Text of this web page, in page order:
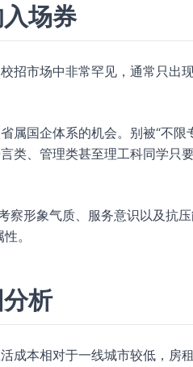
场券
招市场中非常罕见，通常只出
属国企体系的机会。别被“不限
类、管理类甚至理工科同学只
察形象气质、服务意识以及抗
。
析
成本相对于一线城市较低，房